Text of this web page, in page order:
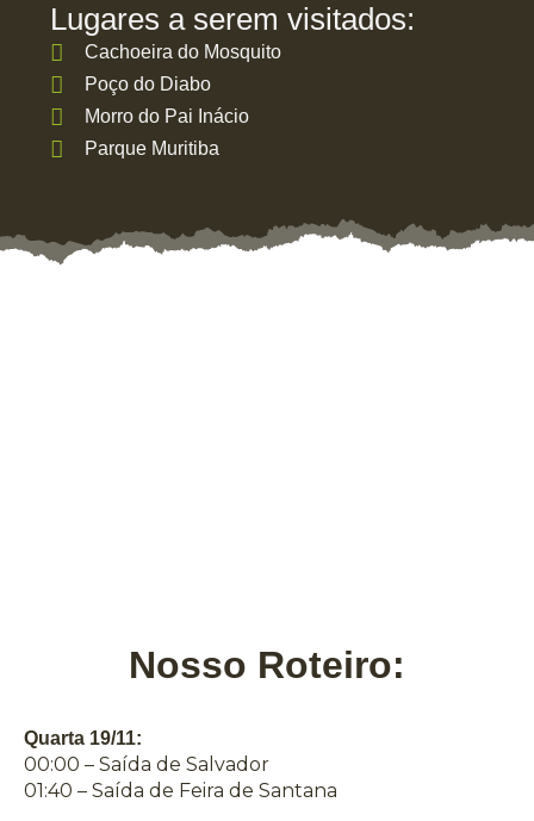
Lugares a serem visitados:
Cachoeira do Mosquito
Poço do Diabo
Morro do Pai Inácio
Parque Muritiba
Nosso Roteiro:
Quarta 19/11:
00:00 – Saída de Salvador
01:40 – Saída de Feira de Santana